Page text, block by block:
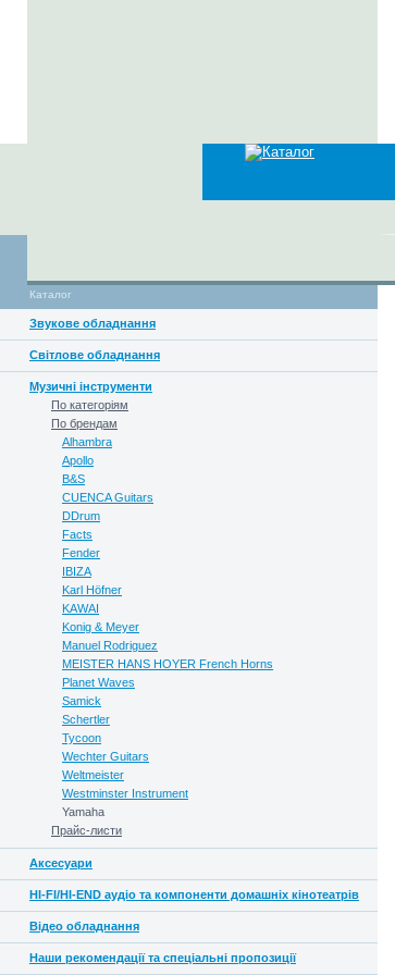
Каталог
Звукове обладнання
Світлове обладнання
Музичні інструменти
По категоріям
По брендам
Alhambra
Apollo
B&S
CUENCA Guitars
DDrum
Facts
Fender
IBIZA
Karl Höfner
KAWAI
Konig & Meyer
Manuel Rodriguez
MEISTER HANS HOYER French Horns
Planet Waves
Samick
Schertler
Tycoon
Wechter Guitars
Weltmeister
Westminster Instrument
Yamaha
Прайс-листи
Аксесуари
HI-FI/HI-END аудіо та компоненти домашніх кінотеатрів
Відео обладнання
Наши рекомендації та спеціальні пропозиції